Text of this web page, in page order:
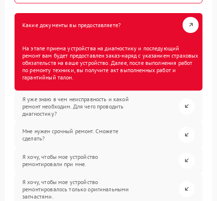
Какие документы вы предоставляете?
На этапе приема устройства на диагностику и последующий
ремонт вам будет предоставлен заказ-наряд с указанием страховых
обязательств на ваше устройство. Далее, после выполнения работ
по ремонту техники, вы получите акт выполненных работ и
гарантийный талон.
Я уже знаю в чем неисправность и какой
ремонт необходим. Для чего проводить
диагностику?
Мне нужен срочный ремонт. Сможете
сделать?
Я хочу, чтобы мое устройство
ремонтировали при мне.
Я хочу, чтобы мое устройство
ремонтировалось только оригинальными
запчастями.